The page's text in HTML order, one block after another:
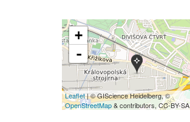
+
-
Leaflet| © GIScience Heidelberg, ©
OpenStreetMap& contributors, CC-BY-SA